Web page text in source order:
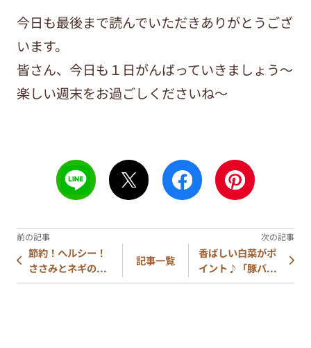
今日も最後まで読んでいただきありがとうござ
います。
皆さん、今日も１日がんばっていきましょう～
楽しい週末をお過ごしくださいね～
節約！ヘルシー！
ささみとネギの...
記事一覧
香ばしい白菜がポ
イント♪「豚バ...